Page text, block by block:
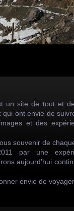
un site de tout et
qui ont envie de
et des
souvenir de
par une
aujourd’hui
envie de